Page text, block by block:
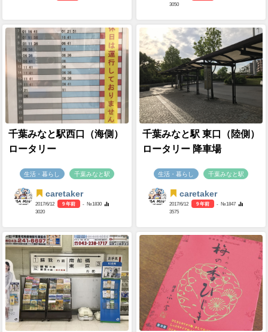
3050
千葉みなと駅西口（海側）
ロータリー
生活・暮らし 千葉みなと駅
caretaker
2017/6/12 9 年前
- №1830
3020
千葉みなと駅 東口（陸側）
ロータリー 降車場
生活・暮らし 千葉みなと駅
caretaker
2017/6/12 9 年前
- №1847
3575